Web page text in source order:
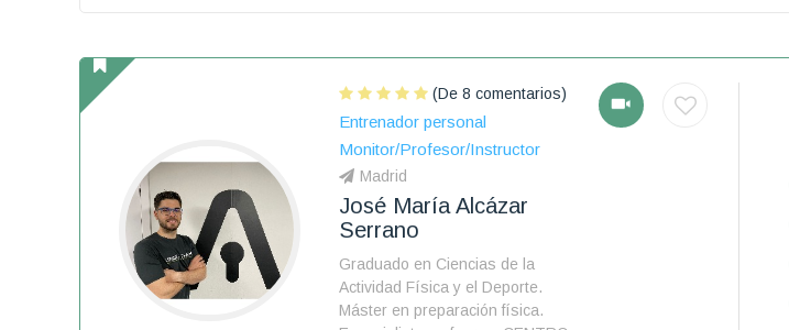
(De 8 comentarios)
Entrenador personal
Monitor/Profesor/Instructor
Madrid
José María Alcázar
Serrano
Graduado en Ciencias de la
Actividad Física y el Deporte.
Máster en preparación física.